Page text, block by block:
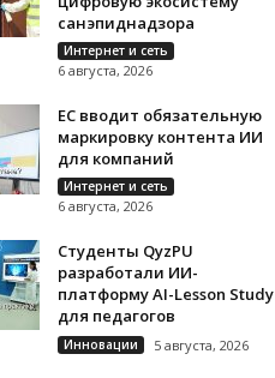
санэпиднадзора
Интернет и сеть
6 августа, 2026
ЕС вводит обязательную
маркировку контента ИИ
для компаний
Интернет и сеть
6 августа, 2026
Студенты QyzPU
разработали ИИ-
платформу AI-Lesson Study
для педагогов
Инновации 5 августа, 2026